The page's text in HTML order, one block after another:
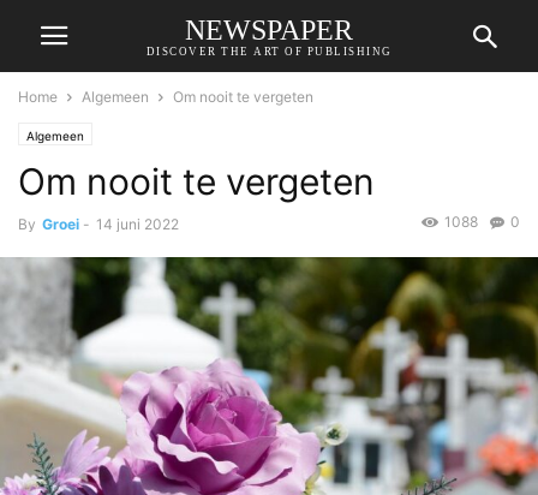
NEWSPAPER
DISCOVER THE ART OF PUBLISHING
Home Algemeen Om nooit te vergeten
Algemeen
Om nooit te vergeten
By Groei - 14 juni 2022 0
1088